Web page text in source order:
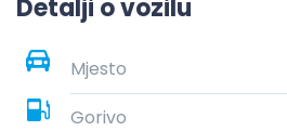
Detalji o vozilu
Mjesto
Gorivo